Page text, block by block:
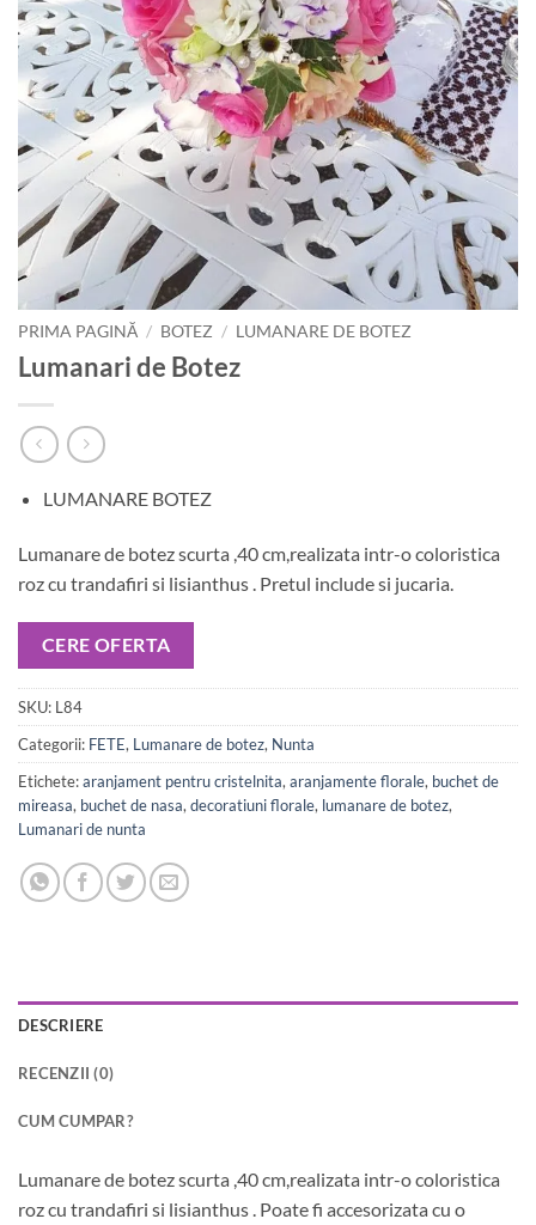
PRIMA PAGINĂ / BOTEZ / LUMANARE DE BOTEZ
Lumanari de Botez
LUMANARE BOTEZ
Lumanare de botez scurta ,40 cm,realizata intr-o coloristica
roz cu trandafiri si lisianthus . Pretul include si jucaria.
CERE OFERTA
SKU: L84
Categorii: FETE, Lumanare de botez, Nunta
Etichete:aranjament pentru cristelnita, aranjamente florale, buchet de
mireasa, buchet de nasa, decoratiuni florale, lumanare de botez,
Lumanari de nunta
DESCRIERE
RECENZII (0)
CUM CUMPAR?
Lumanare de botez scurta ,40 cm,realizata intr-o coloristica
roz cu trandafiri si lisianthus . Poate fi accesorizata cu o